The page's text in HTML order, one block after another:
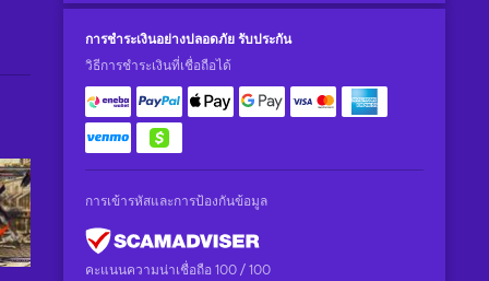
การชำระเงินอย่างปลอดภัย รับประกัน
วิธีการชำระเงินที่เชื่อถือได้
การเข้ารหัสและการป้องกันข้อมูล
คะแนนความน่าเชื่อถือ 100 / 100